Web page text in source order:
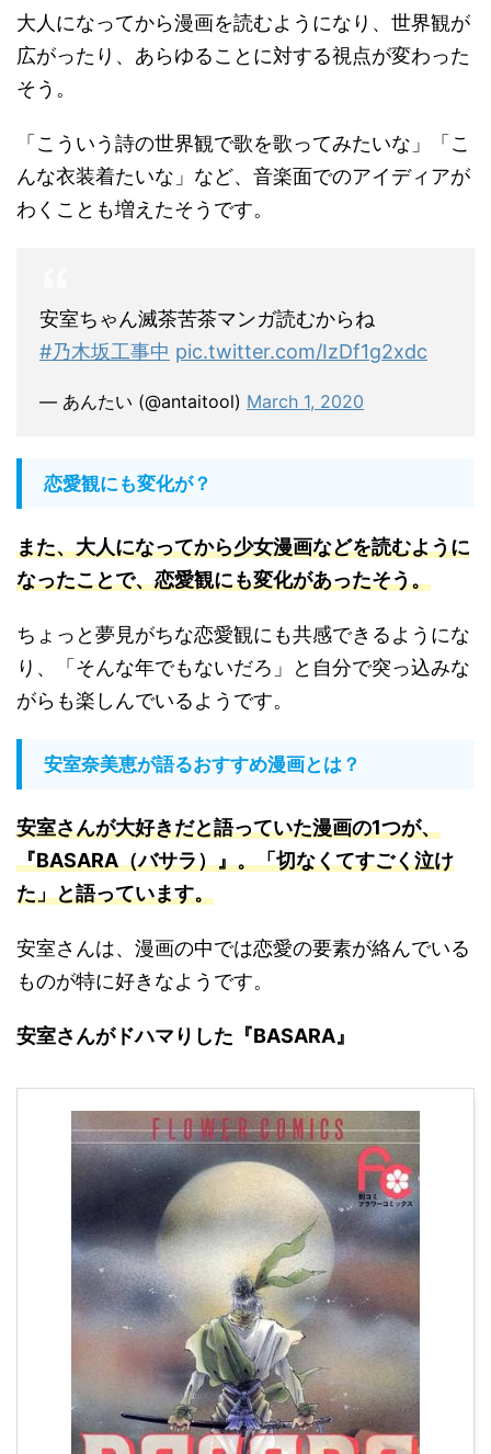
大人になってから漫画を読むようになり、世界観が
広がったり、あらゆることに対する視点が変わった
そう。
「こういう詩の世界観で歌を歌ってみたいな」「こ
んな衣装着たいな」など、音楽面でのアイディアが
わくことも増えたそうです。
安室ちゃん滅茶苦茶マンガ読むからね
#乃木坂工事中 pic.twitter.com/IzDf1g2xdc
— あんたい (@antaitool) March 1, 2020
恋愛観にも変化が？
また、大人になってから少女漫画などを読むように
なったことで、恋愛観にも変化があったそう。
ちょっと夢見がちな恋愛観にも共感できるようにな
り、「そんな年でもないだろ」と自分で突っ込みな
がらも楽しんでいるようです。
安室奈美恵が語るおすすめ漫画とは？
安室さんが大好きだと語っていた漫画の1つが、
『BASARA（バサラ）』。「切なくてすごく泣け
た」と語っています。
安室さんは、漫画の中では恋愛の要素が絡んでいる
ものが特に好きなようです。
安室さんがドハマりした『BASARA』